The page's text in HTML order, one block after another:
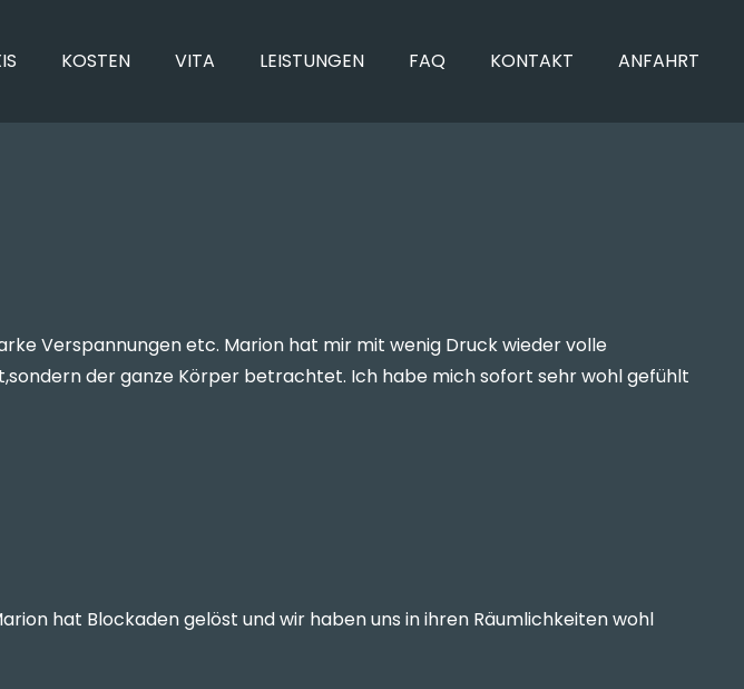
KOSTEN VITA LEISTUNGEN FAQ KONTAKT ANFAHRT
Verspannungen etc. Marion hat mir mit wenig Druck wieder volle
der ganze Körper betrachtet. Ich habe mich sofort sehr wohl gefühlt
hat Blockaden gelöst und wir haben uns in ihren Räumlichkeiten wohl